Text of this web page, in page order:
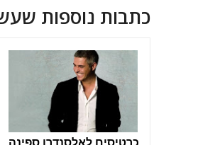
כתבות נוספות
כרטיסים לאלסנדרו ספינה